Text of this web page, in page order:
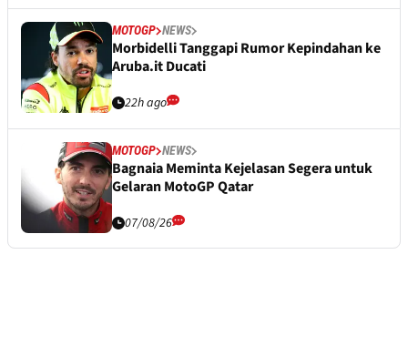
MOTOGP NEWS
Morbidelli Tanggapi Rumor Kepindahan ke
Aruba.it Ducati
22h ago
MOTOGP NEWS
Bagnaia Meminta Kejelasan Segera untuk
Gelaran MotoGP Qatar
07/08/26